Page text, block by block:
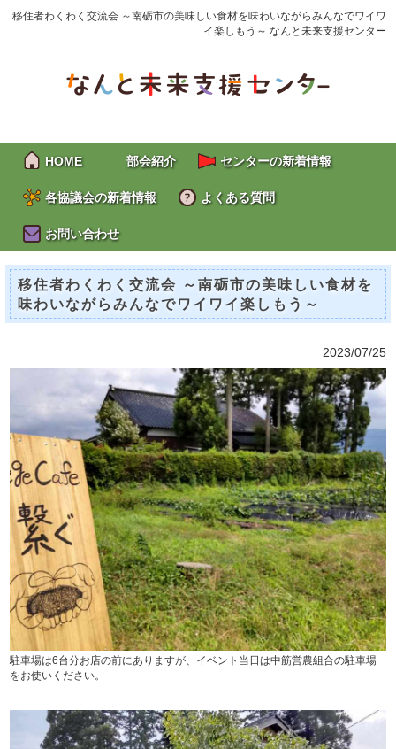
移住者わくわく交流会 ～南砺市の美味しい食材を味わいながらみんなでワイワ
イ楽しもう～ なんと未来支援センター
HOME 部会紹介 センターの新着情報
各協議会の新着情報 よくある質問
お問い合わせ
移住者わくわく交流会 ～南砺市の美味しい食材を
味わいながらみんなでワイワイ楽しもう～
2023/07/25
駐車場は6台分お店の前にありますが、イベント当日は中筋営農組合の駐車場
をお使いください。